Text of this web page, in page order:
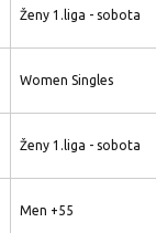
Ženy 1.liga - sobota
Women Singles
Ženy 1.liga - sobota
Men +55